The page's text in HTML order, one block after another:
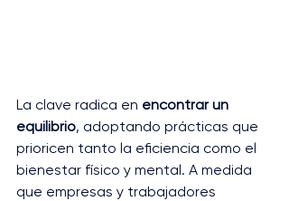
La clave radica en encontrar un
equilibrio, adoptando prácticas que
prioricen tanto la eficiencia como el
bienestar físico y mental. A medida
que empresas y trabajadores